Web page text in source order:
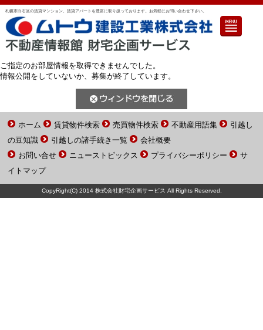
札幌市白石区の賃貸マンション、賃貸アパートを豊富に取り扱っております。お気軽にお問い合わせ下さい。
ご指定のお部屋情報を取得できませんでした。
情報公開をしていないか、募集が終了しています。
ホーム 賃貸物件検索 売買物件検索 不動産用語集
引越し
の豆知識
引越しの諸手続き一覧
会社概要
お問い合せ
ニューストピックス プライバシーポリシー
サ
イトマップ
CopyRight(C) 2014 株式会社財宅企画サービス All Rights Reserved.